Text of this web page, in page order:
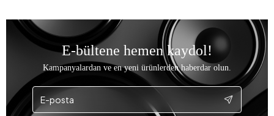
E-bültene hemen kaydol!
Kampanyalardan ve en yeni ürünlerden haberdar olun.